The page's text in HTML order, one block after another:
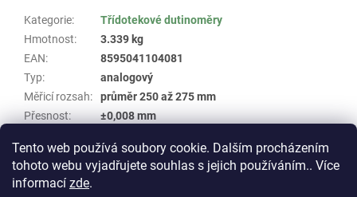
Tento web používá soubory cookie. Dalším procházením
tohoto webu vyjadřujete souhlas s jejich používáním.. Více
informací zde.
Kategorie:
Třídotekové dutinoměry
Hmotnost:
3.339 kg
EAN:
8595041104081
Typ:
analogový
Měřicí rozsah:
průměr 250 až 275 mm
Přesnost:
±0,008 mm